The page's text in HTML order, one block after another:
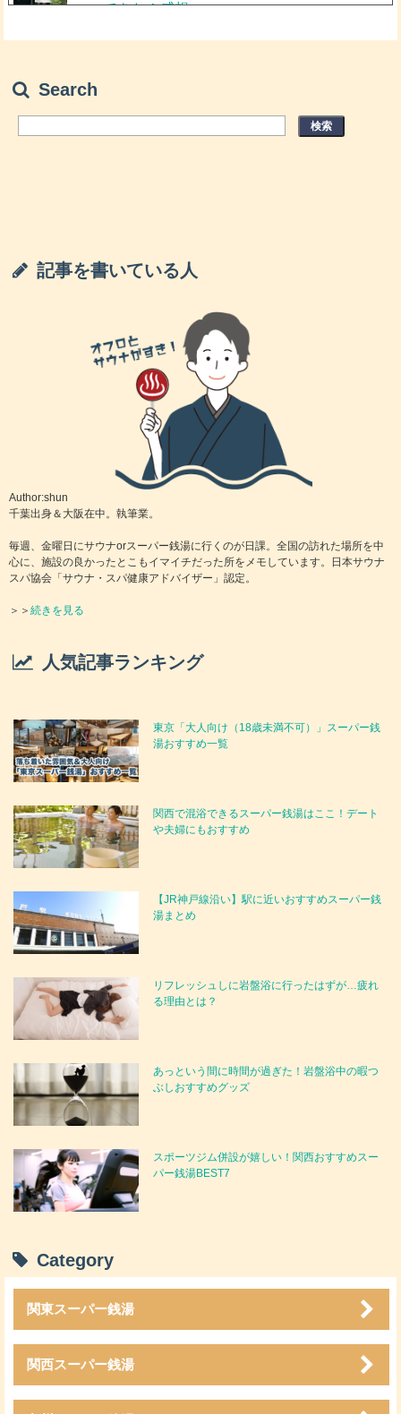
ってきた！感想
と情報
京都おすすめスーパー銭湯/源氏の湯の口コミ
天然温泉で癒やされる！京都でおすすめスー
Search
記事を書いている人
Author:shun
千葉出身＆大阪在中。執筆業。
毎週、金曜日にサウナorスーパー銭湯に行くのが日課。全国の訪れた場所を中
心に、施設の良かったとこもイマイチだった所をメモしています。日本サウナ
スパ協会「サウナ・スパ健康アドバイザー」認定。
＞＞続きを見る
人気記事ランキング
東京「大人向け（18歳未満不可）」スーパー銭
湯おすすめ一覧
関西で混浴できるスーパー銭湯はここ！デート
や夫婦にもおすすめ
【JR神戸線沿い】駅に近いおすすめスーパー銭
湯まとめ
リフレッシュしに岩盤浴に行ったはずが…疲れ
る理由とは？
あっという間に時間が過ぎた！岩盤浴中の暇つ
ぶしおすすめグッズ
スポーツジム併設が嬉しい！関西おすすめスー
パー銭湯BEST7
Category
関東スーパー銭湯
関西スーパー銭湯